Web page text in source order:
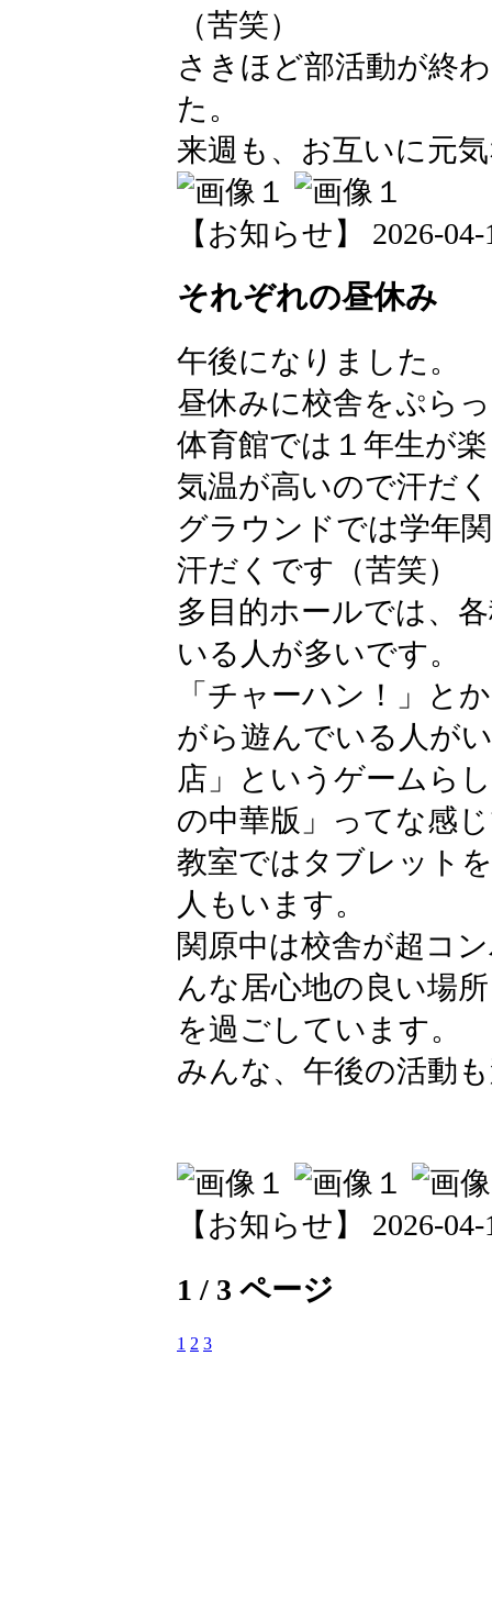
（苦笑）
さきほど部活動が終
た。
来週も、お互いに元
【お知らせ】 2026-
それぞれの昼休み
午後になりました。
昼休みに校舎をぷら
体育館では１年生が
気温が高いので汗だ
グラウンドでは学年
汗だくです（苦笑）
多目的ホールでは、
いる人が多いです。
「チャーハン！」と
がら遊んでいる人が
店」というゲームら
の中華版」ってな感
教室ではタブレット
人もいます。
関原中は校舎が超コ
んな居心地の良い場
を過ごしています。
みんな、午後の活動
【お知らせ】 2026-
1 / 3 ページ
1 2 3